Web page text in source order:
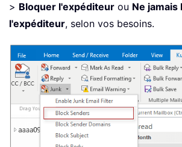
> Bloquer l'expéditeur ou Ne jamais
l'expéditeur, selon vos besoins.